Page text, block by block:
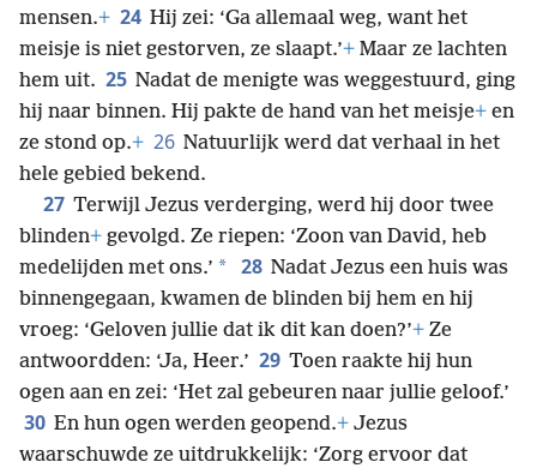
mensen.+ 24 Hij zei: ‘Ga allemaal weg, want het
meisje is niet gestorven, ze slaapt.’+ Maar ze lachten
hem uit. 25 Nadat de menigte was weggestuurd, ging
hij naar binnen. Hij pakte de hand van het meisje+ en
ze stond op.+ 26 Natuurlijk werd dat verhaal in het
hele gebied bekend.
27 Terwijl Jezus verderging, werd hij door twee
blinden+ gevolgd. Ze riepen: ‘Zoon van David, heb
medelijden met ons.’ * 28 Nadat Jezus een huis was
binnengegaan, kwamen de blinden bij hem en hij
vroeg: ‘Geloven jullie dat ik dit kan doen?’+ Ze
antwoordden: ‘Ja, Heer.’ 29 Toen raakte hij hun
ogen aan en zei: ‘Het zal gebeuren naar jullie geloof.’
30 En hun ogen werden geopend.+ Jezus
waarschuwde ze uitdrukkelijk: ‘Zorg ervoor dat